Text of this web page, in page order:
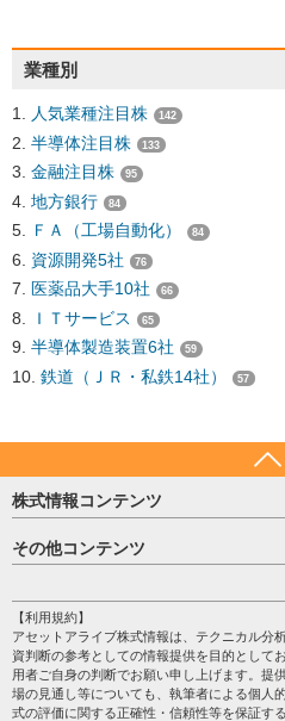
業種別
人気業種注目株 142
半導体注目株 133
金融注目株 95
地方銀行 84
ＦＡ（工場自動化） 84
資源開発5社 76
医薬品大手10社 66
ＩＴサービス 65
半導体製造装置6社 59
鉄道（ＪＲ・私鉄14社） 57
株式情報コンテンツ
日経平均
売買シグナル
株テーマ情報
海外市況
投資カレンダー
格付け情報
その他コンテンツ
個人情報保護方針
プライバシーポリシー
会社案内
サイトマップ
【利用規約】
アセットアライブ株式情報は、テクニカル分
資判断の参考としての情報提供を目的として
用者ご自身の判断でお願い申し上げます。提
場の見通し等についても、執筆者による個人
式の評価に関する正確性・信頼性等を保証す